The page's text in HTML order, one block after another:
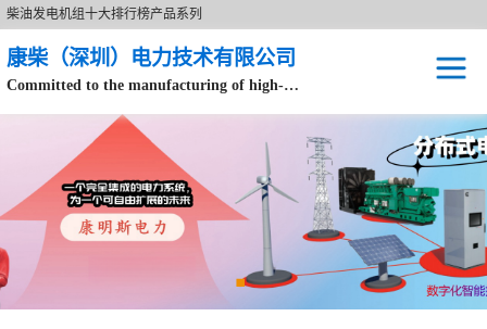
柴油发电机组十大排行榜产品系列
康柴（深圳）电力技术有限公司
Committed to the manufacturing of high-end brand diesel generator sets.
静音型
移动电站
康明斯配件